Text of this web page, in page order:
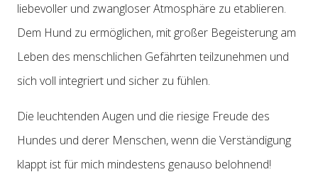
liebevoller und zwangloser Atmosphäre zu etablieren.
Dem Hund zu ermöglichen, mit großer Begeisterung am
Leben des menschlichen Gefährten teilzunehmen und
sich voll integriert und sicher zu fühlen.
Die leuchtenden Augen und die riesige Freude des
Hundes und derer Menschen, wenn die Verständigung
klappt ist für mich mindestens genauso belohnend!